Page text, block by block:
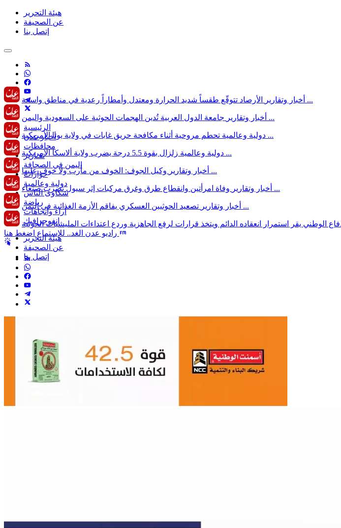
هيئة التحرير
عن الصحيفة
إتصل بنا
الرئيسية
أخبار عدن
محافظات
تقـارير
اليمن في الصحافة
حوارات
دولية وعالمية
شكاوى الناس
رياضة
آراء وأتجاهات
انفوجرافيك
هيئة التحرير
عن الصحيفة
إتصل بنا
أخبار وتقارير الأرصاد تتوقّع طقساً شديد الحرارة ومعتدل وأمطاراً رعدية في مناطق واسعة ...
أخبار وتقارير جامعة الدول العربية تُدين الهجمات الحوثية على السعودية واليمن ...
دولية وعالمية تحطم مروحية أثناء مكافحة حريق غابات في ولاية يوتا الأمريكية ...
دولية وعالمية زلزال بقوة 5.5 درجة يضرب ولاية ألاسكا الأمريكية ...
أخبار وتقارير وكيل الجوف: الخوف من مأرب ولا خوف عليها ...
أخبار وتقارير وفاة امرأتين وانقطاع طرق وغرق مركبات إثر سيول تضرب صنعاء ...
أخبار وتقارير تصعيد الحوثيين العسكري يفاقم الأزمة الغذائية في اليمن ...